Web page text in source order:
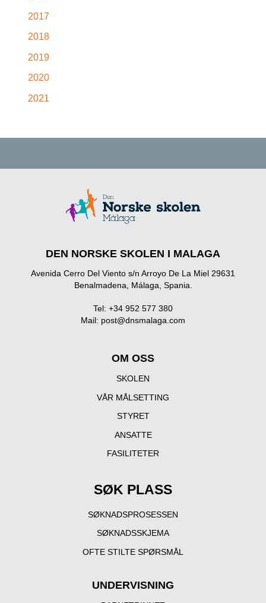
2017
2018
2019
2020
2021
DEN NORSKE SKOLEN I MALAGA
Avenida Cerro Del Viento s/n Arroyo De La Miel 29631
Benalmadena, Málaga, Spania.
Tel: +34 952 577 380
Mail: post@dnsmalaga.com
OM OSS
SKOLEN
VÅR MÅLSETTING
STYRET
ANSATTE
FASILITETER
SØK PLASS
SØKNADSPROSESSEN
SØKNADSSKJEMA
OFTE STILTE SPØRSMÅL
UNDERVISNING